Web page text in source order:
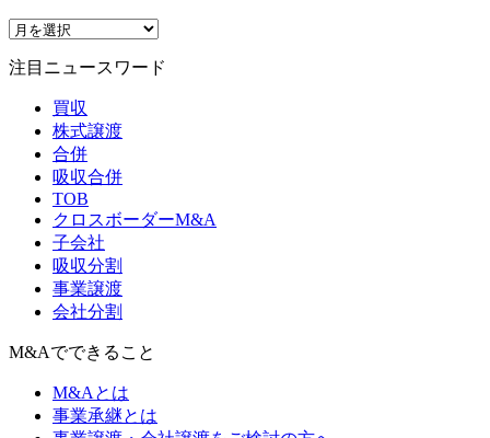
注目ニュースワード
買収
株式譲渡
合併
吸収合併
TOB
クロスボーダーM&A
子会社
吸収分割
事業譲渡
会社分割
M&Aでできること
M&Aとは
事業承継とは